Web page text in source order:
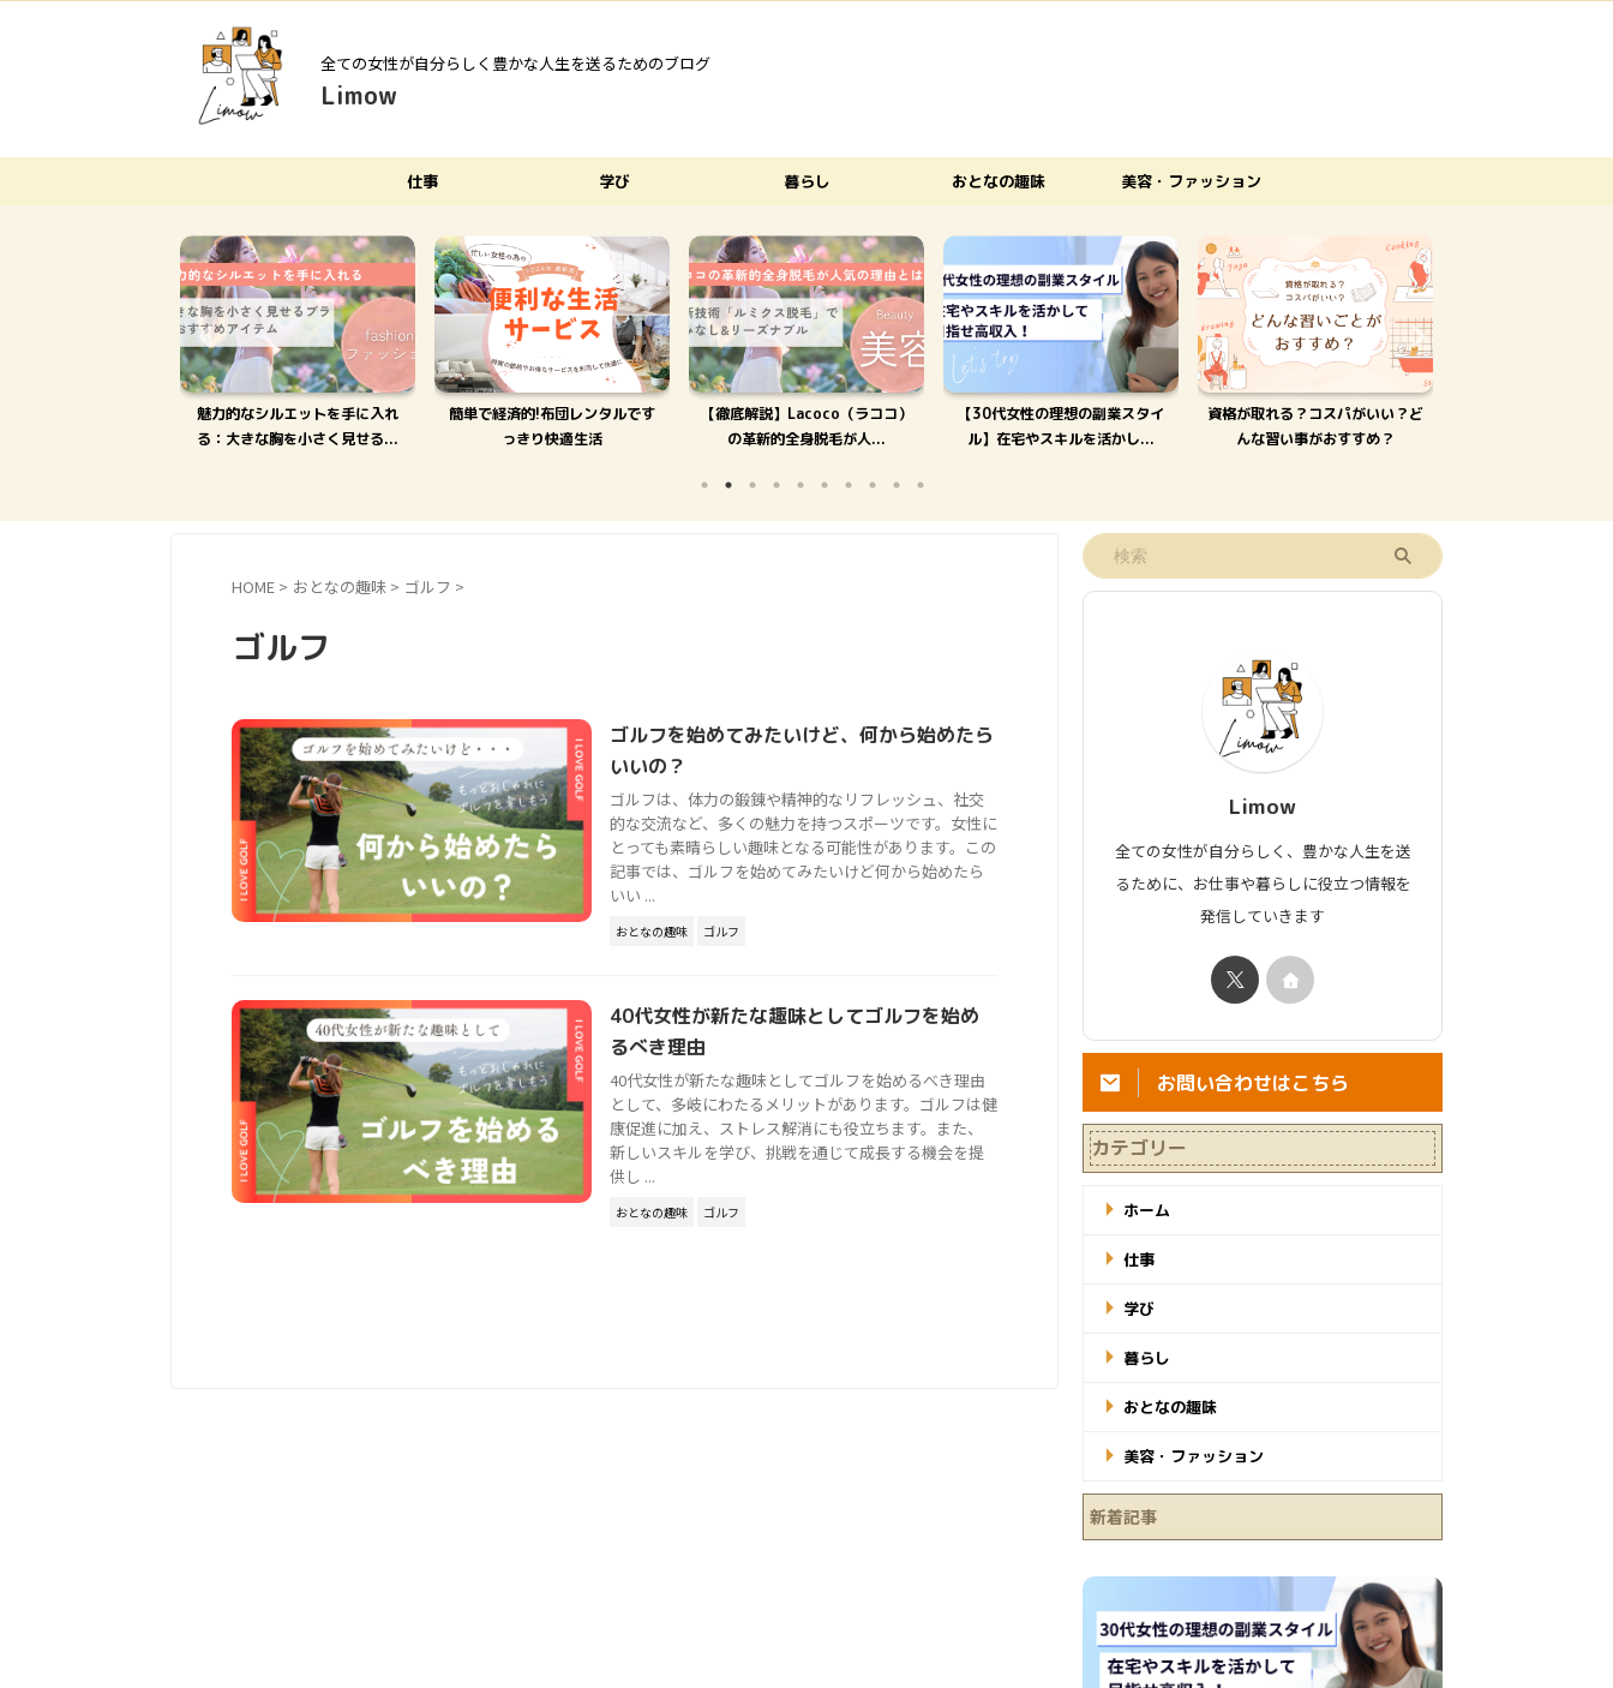
全ての女性が自分らしく豊かな人生を送るためのブログ
Limow
仕事 学び 暮らし おとなの趣味 美容・ファッション
魅力的なシルエットを手に入れ
る：大きな胸を小さく見せる...
簡単で経済的!布団レンタルです
っきり快適生活
【徹底解説】Lacoco（ラココ）
の革新的全身脱毛が人...
【30代女性の理想の副業スタイ
ル】在宅やスキルを活かし...
資格が取れる？コスパがいい？ど
んな習い事がおすすめ？
HOME > おとなの趣味 > ゴルフ >
ゴルフ
ゴルフを始めてみたいけど、何から始めたら
いいの？
ゴルフは、体力の鍛錬や精神的なリフレッシュ、社交
的な交流など、多くの魅力を持つスポーツです。女性に
とっても素晴らしい趣味となる可能性があります。この
記事では、ゴルフを始めてみたいけど何から始めたら
いい ...
おとなの趣味 ゴルフ
40代女性が新たな趣味としてゴルフを始め
るべき理由
40代女性が新たな趣味としてゴルフを始めるべき理由
として、多岐にわたるメリットがあります。ゴルフは健
康促進に加え、ストレス解消にも役立ちます。また、
新しいスキルを学び、挑戦を通じて成長する機会を提
供し ...
おとなの趣味 ゴルフ
Limow
全ての女性が自分らしく、豊かな人生を送
るために、お仕事や暮らしに役立つ情報を
発信していきます
お問い合わせはこちら
カテゴリー
ホーム
仕事
学び
暮らし
おとなの趣味
美容・ファッション
新着記事